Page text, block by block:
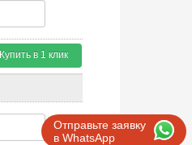
Отправьте заявку
в WhatsApp
Купить в 1 клик